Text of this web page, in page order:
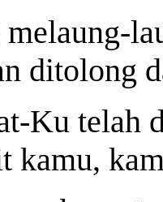
ditolong
Ku telah
kamu,